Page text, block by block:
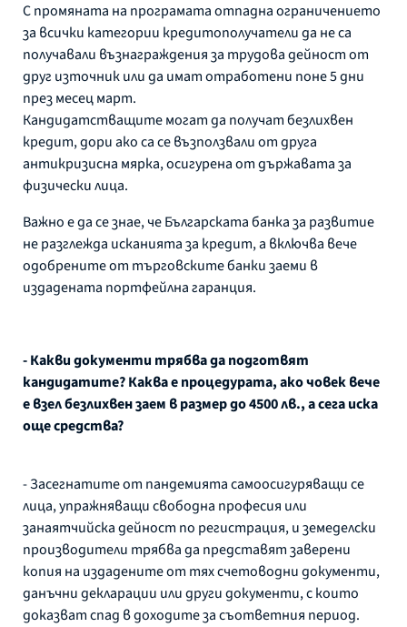
С промяната на програмата отпадна ограничението
за всички категории кредитополучатели да не са
получавали възнаграждения за трудова дейност от
друг източник или да имат отработени поне 5 дни
през месец март.
Кандидатстващите могат да получат безлихвен
кредит, дори ако са се възползвали от друга
антикризисна мярка, осигурена от държавата за
физически лица.
Важно е да се знае, че Българската банка за развитие
не разглежда исканията за кредит, а включва вече
одобрените от търговските банки заеми в
издадената портфейлна гаранция.
- Какви документи трябва да подготвят
кандидатите? Каква е процедурата, ако човек вече
е взел безлихвен заем в размер до 4500 лв., а сега иска
още средства?
- Засегнатите от пандемията самоосигуряващи се
лица, упражняващи свободна професия или
занаятчийска дейност по регистрация, и земеделски
производители трябва да представят заверени
копия на издадените от тях счетоводни документи,
данъчни декларации или други документи, с които
доказват спад в доходите за съответния период.